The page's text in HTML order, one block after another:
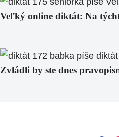
Veľký online diktát: Na
Zvládli by ste dnes